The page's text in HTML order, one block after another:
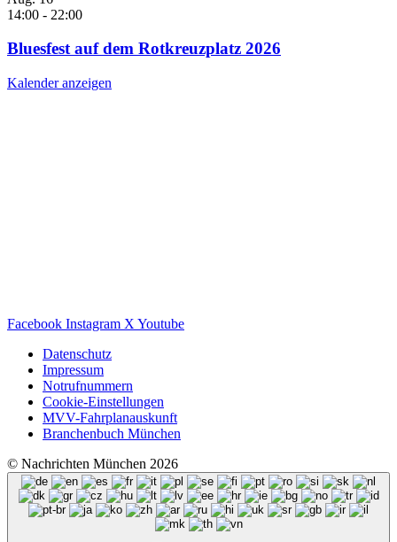
14:00 - 22:00
Bluesfest auf dem Rotkreuzplatz 2026
Kalender anzeigen
Facebook Instagram X Youtube
Datenschutz
Impressum
Notrufnummern
Cookie-Einstellungen
MVV-Fahrplanauskunft
Branchenbuch München
© Nachrichten München 2026